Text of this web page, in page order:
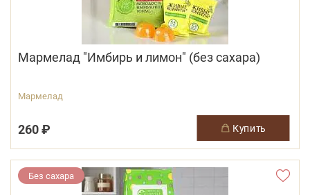
Мармелад "Имбирь и лимон" (без сахара)
Мармелад
260 ₽ купить
Без сахара